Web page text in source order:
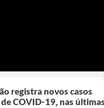
registra novos casos
COVID-19, nas